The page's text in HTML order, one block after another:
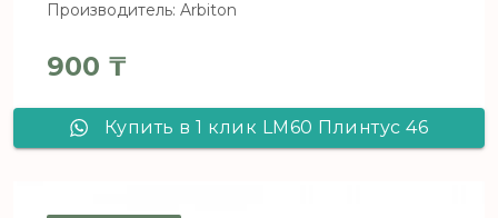
Производитель: Arbiton
900 ₸
Купить в 1 клик LM60 Плинтус 46